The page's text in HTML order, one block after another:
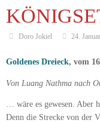
Doro Jokiel 24.
Goldenes Dreieck, vom
Von Luang Nathma nach
… wäre es gewesen. Aber
Denn die Strecke von der